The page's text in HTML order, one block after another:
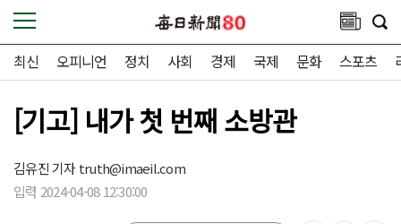
최신 오피니언 정치 사회 경제 국제 문화 스포츠
[기고] 내가 첫 번째 소방관
김유진 기자truth@imaeil.com
입력 2024-04-08 12:30:00